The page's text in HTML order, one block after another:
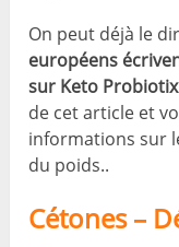
On peut déjà le
européens
sur Keto Probiotix
de cet article et
informations sur
du poids..
Cétones –